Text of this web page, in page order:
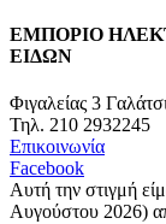
ΕΜΠΟΡΙΟ
ΕΙΔΩΝ
Φιγαλείας 3
Τηλ. 210 2932245
Επικοινωνία
Facebook
Αυτή την στιγμή
Αυγούστου 2026)